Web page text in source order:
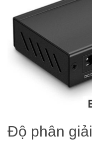
Độ phân giải